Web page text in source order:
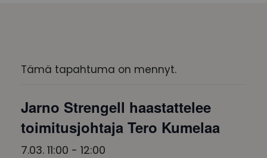
Tämä tapahtuma on mennyt.
Jarno Strengell haastattelee
toimitusjohtaja Tero Kumelaa
7.03. 11:00 - 12:00